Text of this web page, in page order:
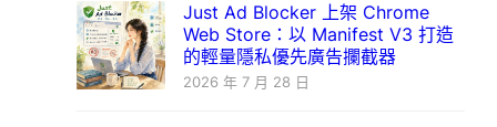
Just Ad Blocker 上架 Chrome
Web Store：以 Manifest V3 打造
的輕量隱私優先廣告攔截器
2026 年 7 月 28 日